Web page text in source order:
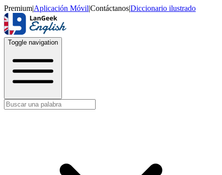
Premium|Aplicación Móvil|Contáctanos|Diccionario ilustrado
Toggle navigation